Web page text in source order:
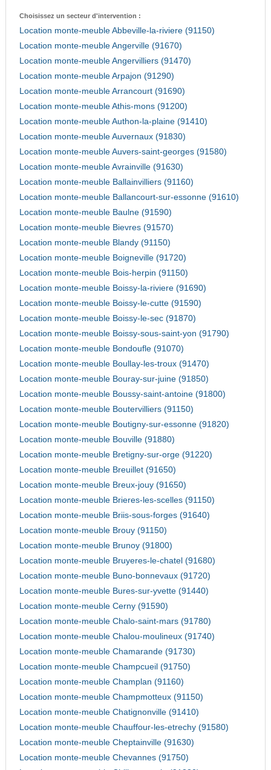
Choisissez un secteur d'intervention :
Location monte-meuble Abbeville-la-riviere (91150)
Location monte-meuble Angerville (91670)
Location monte-meuble Angervilliers (91470)
Location monte-meuble Arpajon (91290)
Location monte-meuble Arrancourt (91690)
Location monte-meuble Athis-mons (91200)
Location monte-meuble Authon-la-plaine (91410)
Location monte-meuble Auvernaux (91830)
Location monte-meuble Auvers-saint-georges (91580)
Location monte-meuble Avrainville (91630)
Location monte-meuble Ballainvilliers (91160)
Location monte-meuble Ballancourt-sur-essonne (91610)
Location monte-meuble Baulne (91590)
Location monte-meuble Bievres (91570)
Location monte-meuble Blandy (91150)
Location monte-meuble Boigneville (91720)
Location monte-meuble Bois-herpin (91150)
Location monte-meuble Boissy-la-riviere (91690)
Location monte-meuble Boissy-le-cutte (91590)
Location monte-meuble Boissy-le-sec (91870)
Location monte-meuble Boissy-sous-saint-yon (91790)
Location monte-meuble Bondoufle (91070)
Location monte-meuble Boullay-les-troux (91470)
Location monte-meuble Bouray-sur-juine (91850)
Location monte-meuble Boussy-saint-antoine (91800)
Location monte-meuble Boutervilliers (91150)
Location monte-meuble Boutigny-sur-essonne (91820)
Location monte-meuble Bouville (91880)
Location monte-meuble Bretigny-sur-orge (91220)
Location monte-meuble Breuillet (91650)
Location monte-meuble Breux-jouy (91650)
Location monte-meuble Brieres-les-scelles (91150)
Location monte-meuble Briis-sous-forges (91640)
Location monte-meuble Brouy (91150)
Location monte-meuble Brunoy (91800)
Location monte-meuble Bruyeres-le-chatel (91680)
Location monte-meuble Buno-bonnevaux (91720)
Location monte-meuble Bures-sur-yvette (91440)
Location monte-meuble Cerny (91590)
Location monte-meuble Chalo-saint-mars (91780)
Location monte-meuble Chalou-moulineux (91740)
Location monte-meuble Chamarande (91730)
Location monte-meuble Champcueil (91750)
Location monte-meuble Champlan (91160)
Location monte-meuble Champmotteux (91150)
Location monte-meuble Chatignonville (91410)
Location monte-meuble Chauffour-les-etrechy (91580)
Location monte-meuble Cheptainville (91630)
Location monte-meuble Chevannes (91750)